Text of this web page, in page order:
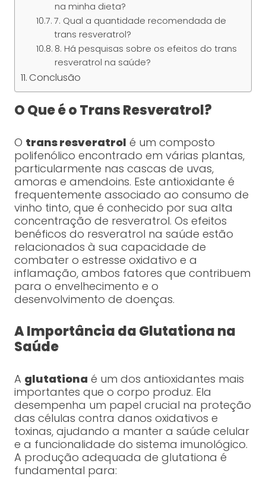
na minha dieta?
7. Qual a quantidade recomendada de
trans resveratrol?
8. Há pesquisas sobre os efeitos do trans
resveratrol na saúde?
Conclusão
O Que é o Trans Resveratrol?
O trans resveratrol é um composto
polifenólico encontrado em várias plantas,
particularmente nas cascas de uvas,
amoras e amendoins. Este antioxidante é
frequentemente associado ao consumo de
vinho tinto, que é conhecido por sua alta
concentração de resveratrol. Os efeitos
benéficos do resveratrol na saúde estão
relacionados à sua capacidade de
combater o estresse oxidativo e a
inflamação, ambos fatores que contribuem
para o envelhecimento e o
desenvolvimento de doenças.
A Importância da Glutationa na
Saúde
A glutationa é um dos antioxidantes mais
importantes que o corpo produz. Ela
desempenha um papel crucial na proteção
das células contra danos oxidativos e
toxinas, ajudando a manter a saúde celular
e a funcionalidade do sistema imunológico.
A produção adequada de glutationa é
fundamental para: